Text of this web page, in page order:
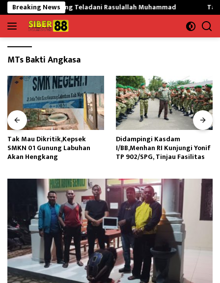
Langsung
ke
konten
Breaking NewsTeladani Rasulallah Muhammad Tak Mau
MTs Bakti Angkasa
Tak Mau Dikritik,Kepsek
SMKN 01 Gunung Labuhan
Akan Hengkang
Didampingi Kasdam
I/BB,Menhan RI Kunjungi Yonif
TP 902/SPG, Tinjau Fasilitas